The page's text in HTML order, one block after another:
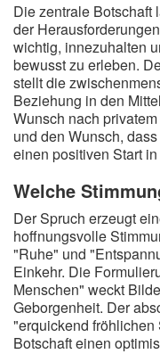
Die zentrale Botschaft
der
wichtig, innezuhalten
bewusst zu erleben.
stellt die
Beziehung in den
Wunsch nach
und den Wunsch,
einen positiven Start
Welche
Der Spruch erzeugt
hoffnungsvolle
"Ruhe" und
Einkehr. Die
Menschen" weckt
Geborgenheit. Der
"erquickend fröhlichen
Botschaft einen